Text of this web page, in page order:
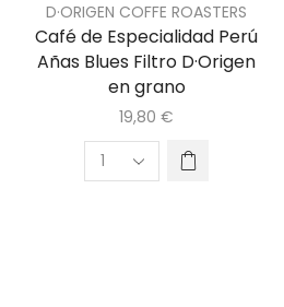
D·ORIGEN COFFE ROASTERS
Café de Especialidad Perú
Añas Blues Filtro D·Origen
en grano
19,80 €